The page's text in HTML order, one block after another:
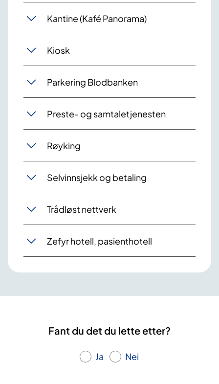
Kantine (Kafé Panorama)
Kiosk
Parkering Blodbanken
Preste- og samtaletjenesten
Røyking
Selvinnsjekk og betaling
Trådløst nettverk
Zefyr hotell, pasienthotell
Fant du det du lette etter?
Ja Nei